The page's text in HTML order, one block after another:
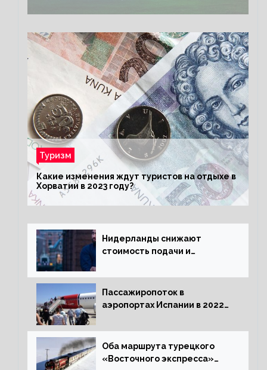
Туризм
Какие изменения ждут туристов на отдыхе в
Хорватии в 2023 году?
Нидерланды снижают
стоимость подачи и
жительство
Пассажиропоток в
аэропортах Испании в 2022
процентов
Оба маршрута турецкого
«Восточного экспресса»